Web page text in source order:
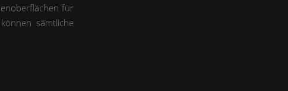
für
sämtliche